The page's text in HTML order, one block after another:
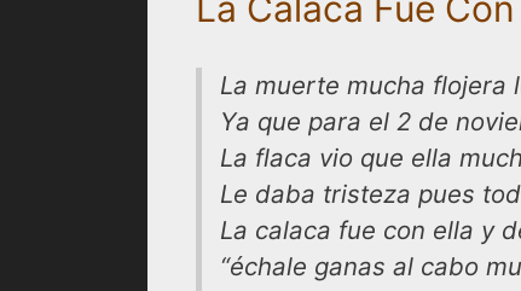
La muerte mucha flojera
Ya que para el 2 de
La flaca vio que ella
Le daba tristeza pues
La calaca fue con ella y
“échale ganas al cabo